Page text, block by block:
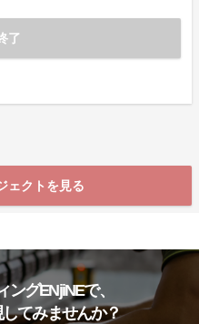
了
ェクトを見る
グENjiNEで、
てみませんか？